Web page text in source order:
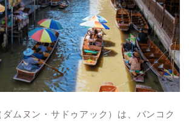
ムヌン・サドゥアック）は、バンコク